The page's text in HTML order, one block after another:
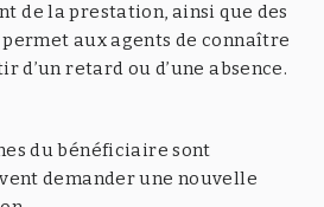
de la prestation, ainsi que des
aux agents de connaître
d’un retard ou d’une absence.
du bénéficiaire sont
demander une nouvelle